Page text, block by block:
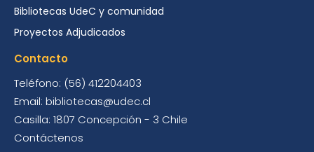
Bibliotecas UdeC y comunidad
Proyectos Adjudicados
Contacto
Teléfono: (56) 412204403
Email: bibliotecas@udec.cl
Casilla: 1807 Concepción - 3 Chile
Contáctenos